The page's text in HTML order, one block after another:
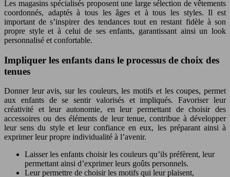
Les magasins spécialisés proposent une large sélection de vêtements
coordonnés, adaptés à tous les âges et à tous les styles. Il est
important de s’inspirer des tendances tout en restant fidèle à son
propre style et à celui de ses enfants, garantissant ainsi un look
personnalisé et confortable.
Impliquer les enfants dans le processus de choix des
tenues
Donner leur avis, sur les couleurs, les motifs et les coupes, permet
aux enfants de se sentir valorisés et impliqués. Favoriser leur
créativité et leur autonomie, en leur permettant de choisir des
accessoires ou des éléments de leur tenue, contribue à développer
leur sens du style et leur confiance en eux, les préparant ainsi à
exprimer leur propre individualité à l’avenir.
Laisser les enfants choisir les couleurs qu’ils préfèrent, leur
permettant ainsi d’exprimer leurs goûts personnels.
Leur permettre de choisir les motifs qui leur plaisent,